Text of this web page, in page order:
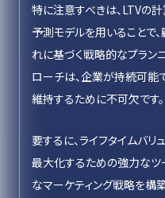
特に注意すべきは、LTVの
予測モデルを用いることで
れに基づく戦略的なプラン
ローチは、企業が持続可能
維持するために不可欠です。
要するに、ライフタイムバ
最大化するための強力なツ
なマーケティング戦略を構